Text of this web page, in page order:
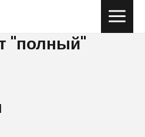
Main
Menu
"полный"